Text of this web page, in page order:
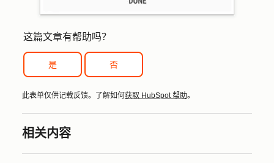
这篇文章有帮助吗？
是 否
此表单仅供记载反馈。了解如何 获取 HubSpot 帮助。
相关内容